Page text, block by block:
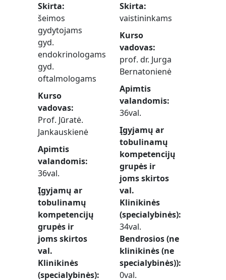
Skirta
šeimos
gydytojams
gyd.
endokrinologams
gyd.
oftalmologams
Kurso
vadovas
Prof. Jūratė.
Jankauskienė
Apimtis
valandomis
36val.
Įgyjamų ar
tobulinamų
kompetencijų
grupės ir
joms skirtos
val.
Klinikinės
(specialybinės)
Skirta
vaistininkams
Kurso
vadovas
prof. dr. Jurga
Bernatonienė
Apimtis
valandomis
36val.
Įgyjamų ar
tobulinamų
kompetencijų
grupės ir
joms skirtos
val.
Klinikinės
(specialybinės)
34val.
Bendrosios (ne
klinikinės (ne
specialybinės))
0val.